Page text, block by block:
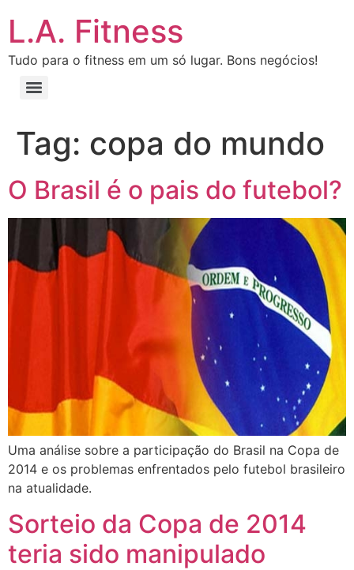
L.A. Fitness
Tudo para o fitness em um só lugar. Bons negócios!
Tag: copa do mundo
O Brasil é o pais do futebol?
Uma análise sobre a participação do Brasil na Copa de
2014 e os problemas enfrentados pelo futebol brasileiro
na atualidade.
Sorteio da Copa de 2014
teria sido manipulado